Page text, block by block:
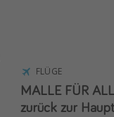
FLÜGE
MALLE FÜR
zurück zur